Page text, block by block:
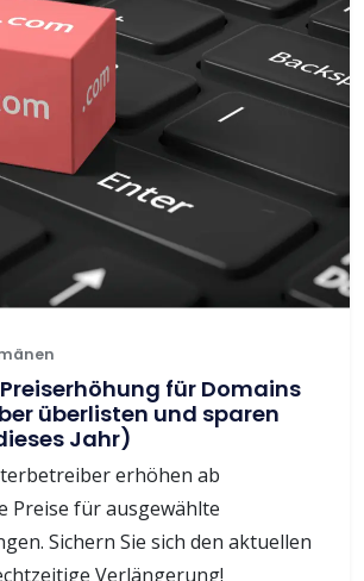
für Domains
überlisten und sparen
Jahr)
erhöhen ab
Preise für ausgewählte
Sichern Sie sich den aktuellen
Verlängerung!